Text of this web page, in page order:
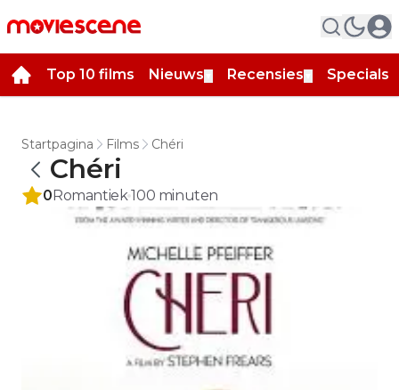
Top 10 films Nieuws Recensies Specials
Startpagina Films Chéri
Chéri
0Romantiek 100 minuten